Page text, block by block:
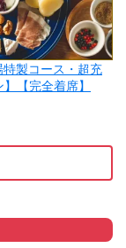
特製コース・超充
【完全着席】